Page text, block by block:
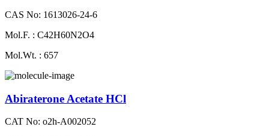
CAS No: 1613026-24-6
Mol.F. : C42H60N2O4
Mol.Wt. : 657
Abiraterone Acetate HCl
CAT No: o2h-A002052